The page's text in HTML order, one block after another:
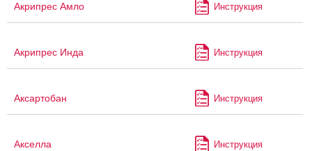
Акрипрес Амло Инструкция
Акрипрес Инда Инструкция
Аксартобан Инструкция
Акселла Инструкция